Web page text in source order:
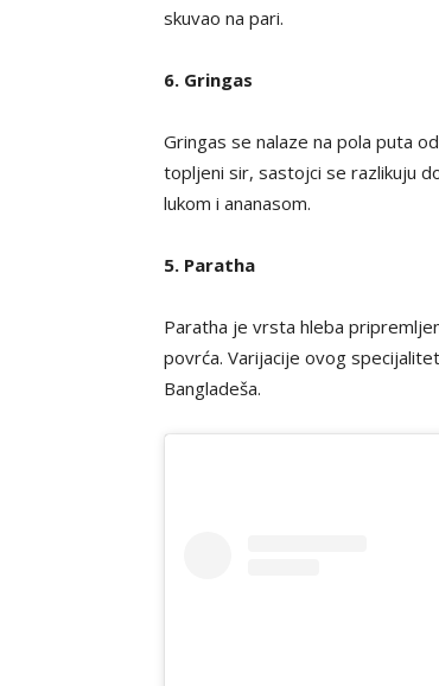
skuvao na pari.
6. Gringas
Gringas se nalaze na pola puta
topljeni sir, sastojci se razlikuju
lukom i ananasom.
5. Paratha
Paratha je vrsta hleba
povrća. Varijacije ovog
Bangladeša.